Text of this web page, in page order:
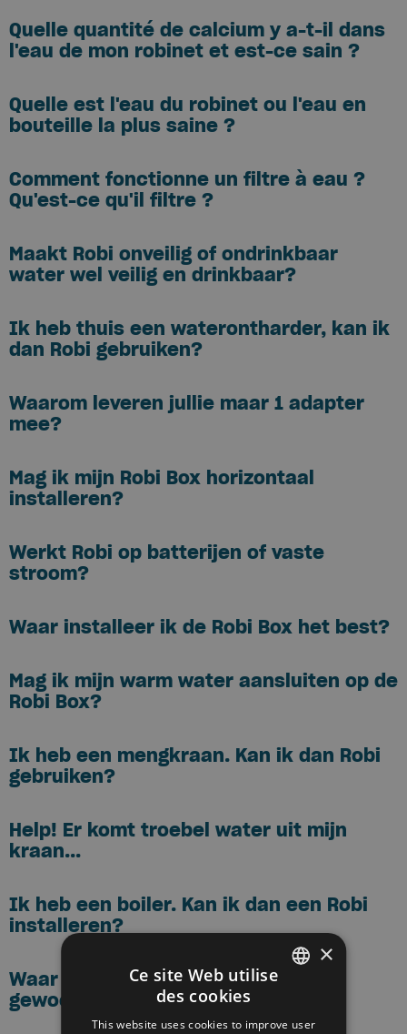
Quelle quantité de calcium y a-t-il dans
l'eau de mon robinet et est-ce sain ?
Quelle est l'eau du robinet ou l'eau en
bouteille la plus saine ?
Comment fonctionne un filtre à eau ?
Qu'est-ce qu'il filtre ?
Maakt Robi onveilig of ondrinkbaar
water wel veilig en drinkbaar?
Ik heb thuis een waterontharder, kan ik
dan Robi gebruiken?
Waarom leveren jullie maar 1 adapter
mee?
Mag ik mijn Robi Box horizontaal
installeren?
Werkt Robi op batterijen of vaste
stroom?
Waar installeer ik de Robi Box het best?
Mag ik mijn warm water aansluiten op de
Robi Box?
Ik heb een mengkraan. Kan ik dan Robi
gebruiken?
Help! Er komt troebel water uit mijn
kraan...
Ik heb een boiler. Kan ik dan een Robi
installeren?
Waar dient Robi voor? Je kan toch
gewoon kraanwater drinken?
×
Ce site Web utilise
des cookies
This website uses cookies to improve user